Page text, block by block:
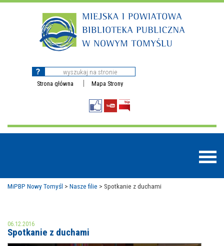
Strona główna Mapa Strony
MOJE KONTO
MiPBP Nowy Tomyśl > Nasze filie > Spotkanie z duchami
06.12.2016
Spotkanie z duchami